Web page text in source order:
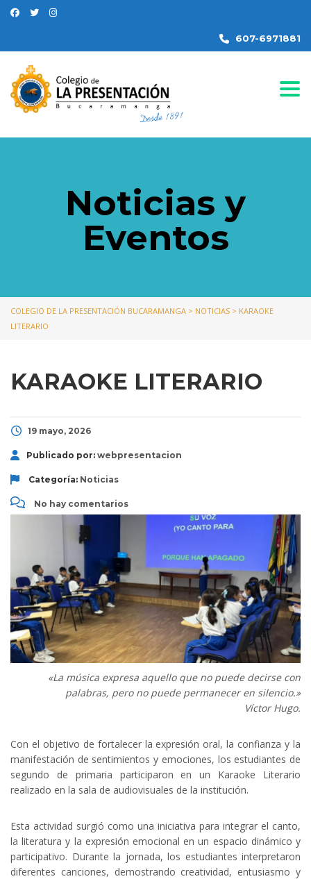
607-6971881
Noticias y
Eventos
COLEGIO DE LA PRESENTACIÓN BUCARAMANGA > NOTICIAS > KARAOKE
LITERARIO
KARAOKE LITERARIO
19 mayo, 2026
Publicado por: webpresentacion
Categoría: Noticias
No hay comentarios
«La música expresa aquello que no puede decirse con
palabras, pero no puede permanecer en silencio.»
Víctor Hugo.
Con el objetivo de fortalecer la expresión oral, la confianza y la
manifestación de sentimientos y emociones, los estudiantes de
segundo de primaria participaron en un Karaoke Literario
realizado en la sala de audiovisuales de la institución.
Esta actividad surgió como una iniciativa para integrar el canto,
la literatura y la expresión emocional en un espacio dinámico y
participativo. Durante la jornada, los estudiantes interpretaron
diferentes canciones, demostrando creatividad, entusiasmo y